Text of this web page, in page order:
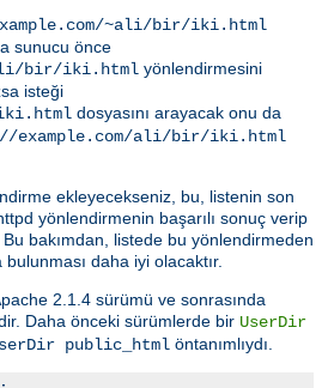
~ali/bir/iki.html
sunucu önce
bir/iki.html yönlendirmesini
isteği
dosyasını arayacak onu da
example.com/ali/bir/iki.html
ekleyecekseniz, bu, listenin son
yönlendirmenin başarılı sonuç verip
bakımdan, listede bu yönlendirmeden
daha iyi olacaktır.
2.1.4 sürümü ve sonrasında
Daha önceki sürümlerde bir UserDir
public_html öntanımlıydı.